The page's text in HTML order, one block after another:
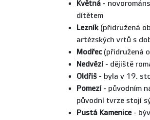
Květná -
dítětem
Lezník(přidružená
artézských vrtů s
Modřec(přidružená
Nedvězí- dějiště
Oldřiš - byla v 19.
Pomezí - původním
původní tvrze stojí
Pustá Kamenice-